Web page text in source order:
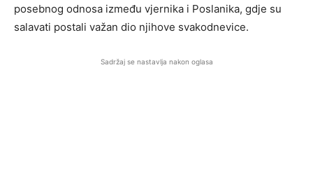
posebnog odnosa između vjernika i Poslanika, gdje su
salavati postali važan dio njihove svakodnevice.
Sadržaj se nastavlja nakon oglasa